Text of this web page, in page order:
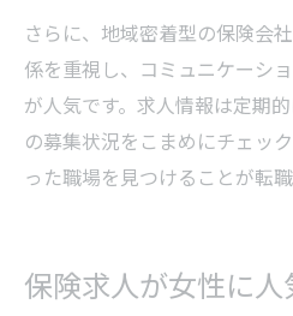
さらに、地域密着型の保険会
係を重視し、コミュニケーシ
が人気です。求人情報は定期
の募集状況をこまめにチェッ
った職場を見つけることが転
保険求人が女性に